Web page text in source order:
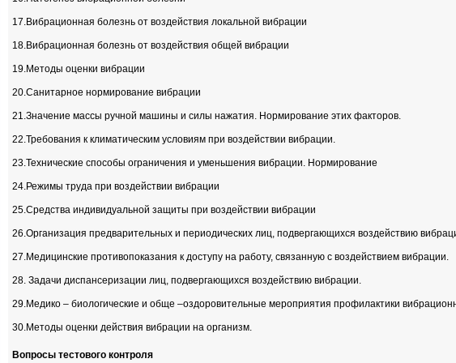
17.Вибрационная болезнь от воздействия локальной вибрации
18.Вибрационная болезнь от воздействия общей вибрации
19.Методы оценки вибрации
20.Санитарное нормирование вибрации
21.Значение массы ручной машины и силы нажатия. Нормирование этих факторов.
22.Требования к климатическим условиям при воздействии вибрации.
23.Технические способы ограничения и уменьшения вибрации. Нормирование
24.Режимы труда при воздействии вибрации
25.Средства индивидуальной защиты при воздействии вибрации
26.Организация предварительных и периодических лиц, подвергающихся воздействию
27.Медицинские противопоказания к доступу на работу, связанную с воздействием вибрации.
28. Задачи диспансеризации лиц, подвергающихся воздействию вибрации.
29.Медико – биологические и обще –оздоровительные мероприятия профилактики
30.Методы оценки действия вибрации на организм.
Вопросы тестового контроля